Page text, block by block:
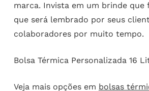
marca. Invista em um brinde que
que será lembrado por seus
colaboradores por muito tempo.
Bolsa Térmica Personalizada 16
Veja mais opções em bolsas